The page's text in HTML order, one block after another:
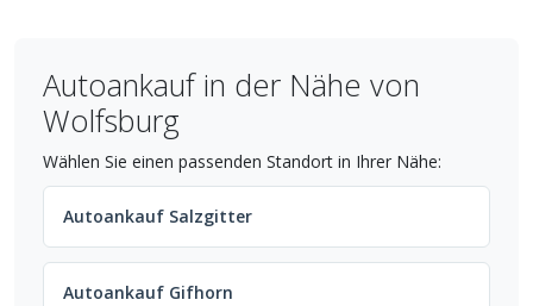
Autoankauf in der Nähe von
Wolfsburg
Wählen Sie einen passenden Standort in Ihrer Nähe:
Autoankauf Salzgitter
Autoankauf Gifhorn